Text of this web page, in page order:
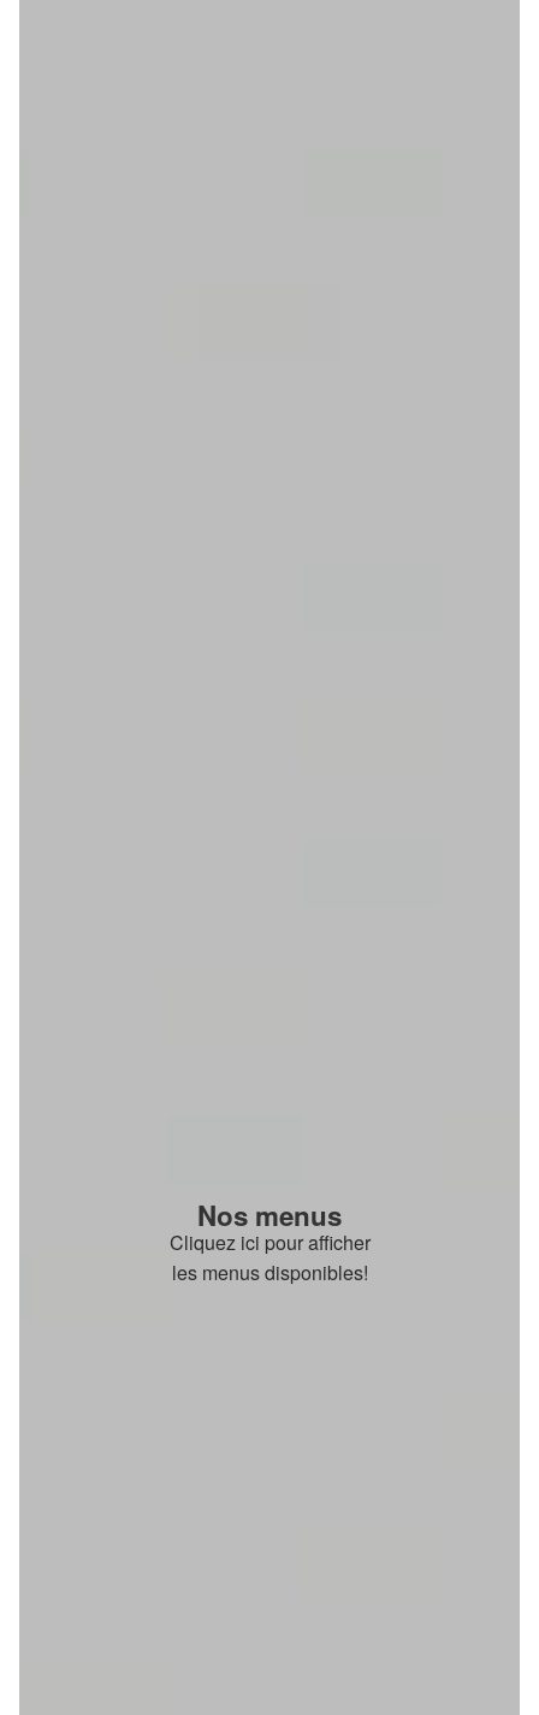
Nos menus
Cliquez ici pour afficher
les menus disponibles!